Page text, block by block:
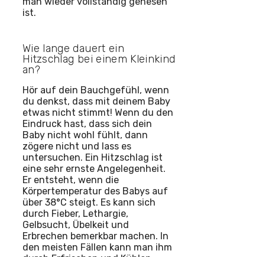
ist.
Wie lange dauert ein
Hitzschlag bei einem Kleinkind
an?
Hör auf dein Bauchgefühl, wenn
du denkst, dass mit deinem Baby
etwas nicht stimmt! Wenn du den
Eindruck hast, dass sich dein
Baby nicht wohl fühlt, dann
zögere nicht und lass es
untersuchen. Ein Hitzschlag ist
eine sehr ernste Angelegenheit.
Er entsteht, wenn die
Körpertemperatur des Babys auf
über 38°C steigt. Es kann sich
durch Fieber, Lethargie,
Gelbsucht, Übelkeit und
Erbrechen bemerkbar machen. In
den meisten Fällen kann man ihm